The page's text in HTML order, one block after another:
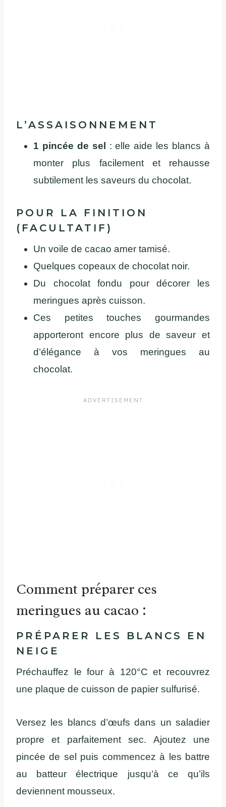
L’ASSAISONNEMENT
1 pincée de sel
: elle aide les blancs à
monter plus facilement et rehausse
subtilement les saveurs du chocolat.
POUR LA FINITION
(FACULTATIF)
Un voile de cacao amer tamisé.
Quelques copeaux de chocolat noir.
Du chocolat fondu pour décorer les
meringues après cuisson.
Ces petites touches gourmandes
apporteront encore plus de saveur et
d’élégance à vos meringues au
chocolat.
Comment préparer ces
meringues au cacao :
PRÉPARER LES BLANCS EN
NEIGE
Préchauffez le four à 120°C et recouvrez
une plaque de cuisson de papier sulfurisé.
Versez les blancs d’œufs dans un saladier
propre et parfaitement sec. Ajoutez une
pincée de sel puis commencez à les battre
au batteur électrique jusqu’à ce qu’ils
deviennent mousseux.